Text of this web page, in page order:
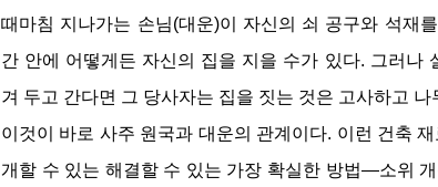
때마침 지나가는 손님(대운)이 자신의 쇠 공구와 석재
간 안에 어떻게든 자신의 집을 지을 수가 있다. 그러나
겨 두고 간다면 그 당사자는 집을 짓는 것은 고사하고
이것이 바로 사주 원국과 대운의 관계이다. 이런 건축
개할 수 있는 해결할 수 있는 가장 확실한 방법―소위